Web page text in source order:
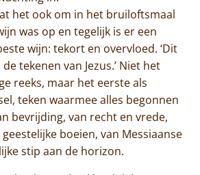
het ook om in het bruiloftsmaal
was op en tegelijk is er een
wijn: tekort en overvloed. ‘Dit
tekenen van Jezus.’ Niet het
reeks, maar het eerste als
teken waarmee alles begonnen
bevrijding, van recht en vrede,
boeien, van Messiaanse
stip aan de horizon.